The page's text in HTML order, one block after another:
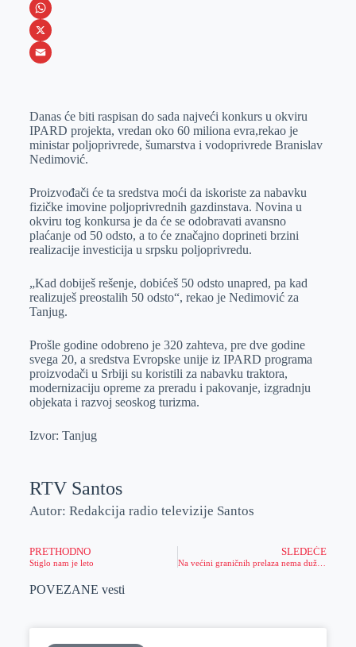
e
b
o
s
s
e
e
r
i
n
k
I
n
V
i
b
W
h
s
A
p
p
X
a
i
l
Danas će biti raspisan do sada najveći konkurs u okviru
IPARD projekta, vredan oko 60 miliona evra,rekao je
ministar poljoprivrede, šumarstva i vodoprivrede Branislav
Nedimović.
Proizvođači će ta sredstva moći da iskoriste za nabavku
fizičke imovine poljoprivrednih gazdinstava. Novina u
okviru tog konkursa je da će se odobravati avansno
plaćanje od 50 odsto, a to će značajno doprineti brzini
realizacije investicija u srpsku poljoprivredu.
„Kad dobiješ rešenje, dobićeš 50 odsto unapred, pa kad
realizuješ preostalih 50 odsto“, rekao je Nedimović za
Tanjug.
Prošle godine odobreno je 320 zahteva, pre dve godine
svega 20, a sredstva Evropske unije iz IPARD programa
proizvodači u Srbiji su koristili za nabavku traktora,
modernizaciju opreme za preradu i pakovanje, izgradnju
objekata i razvoj seoskog turizma.
Izvor: Tanjug
RTV Santos
Autor: Redakcija radio televizije Santos
PRETHODNO
Stiglo nam je leto
SLEDEĆE
POVEZANE vesti